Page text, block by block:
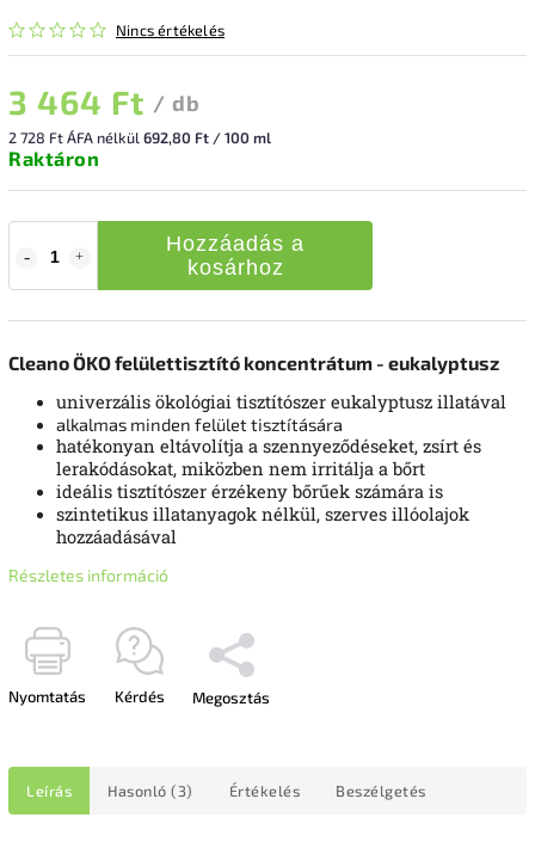
Nincs értékelés
3 464 Ft / db
2 728 Ft ÁFA nélkül 692,80 Ft / 100 ml
Raktáron
Hozzáadás a
kosárhoz
Cleano ÖKO felülettisztító koncentrátum - eukalyptusz
univerzális ökológiai tisztítószer eukalyptusz illatával
alkalmas minden felület tisztítására
hatékonyan eltávolítja a szennyeződéseket, zsírt és
lerakódásokat, miközben nem irritálja a bőrt
ideális tisztítószer érzékeny bőrűek számára is
szintetikus illatanyagok nélkül, szerves illóolajok
hozzáadásával
Részletes információ
Nyomtatás Kérdés Megosztás
Leírás Hasonló (3) Értékelés Beszélgetés